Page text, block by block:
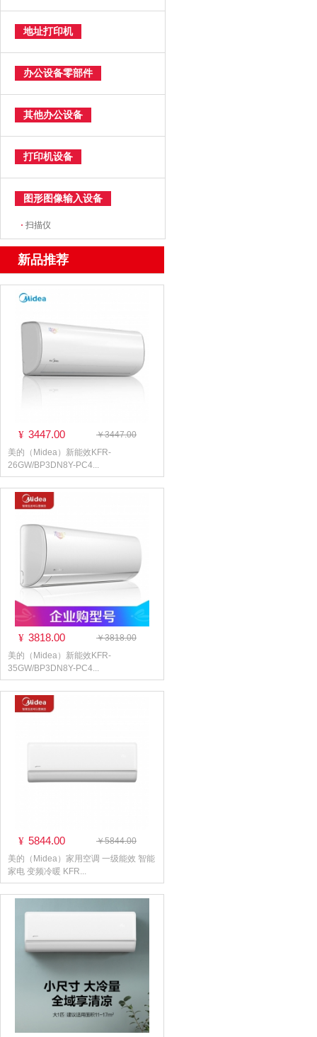
地址打印机
办公设备零部件
其他办公设备
打印机设备
图形图像输入设备
·扫描仪
新品推荐
¥ 3447.00
￥3447.00
美的（Midea）新能效KFR-
26GW/BP3DN8Y-PC4...
¥ 3818.00
￥3818.00
美的（Midea）新能效KFR-
35GW/BP3DN8Y-PC4...
¥ 5844.00
￥5844.00
美的（Midea）家用空调 一级能效 智能
家电 变频冷暖 KFR...